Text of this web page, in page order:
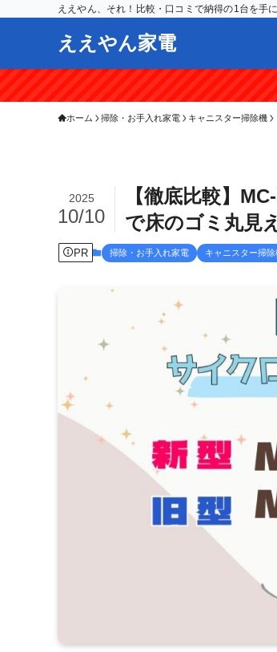
ええやん、それ！比較・口コミで納得の1台を手
ええやん家電
ホーム 掃除・お手入れ家電 キャニスター掃除機
【徹底比較】
で床のゴミ丸見
2025
10/10
PR 掃除・お手入れ家電 キャニスター掃除